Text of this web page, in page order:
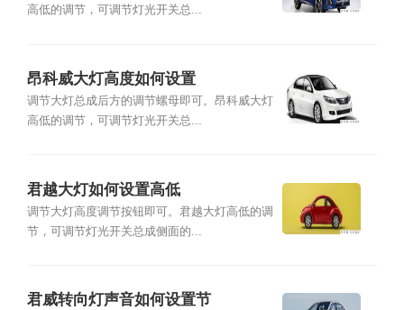
高低的调节，可调节灯光开关总...
昂科威大灯高度如何设置
调节大灯总成后方的调节螺母即可。昂科威大灯
高低的调节，可调节灯光开关总...
君越大灯如何设置高低
调节大灯高度调节按钮即可。君越大灯高低的调
节，可调节灯光开关总成侧面的...
君威转向灯声音如何设置节